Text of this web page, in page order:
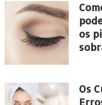
os
Os